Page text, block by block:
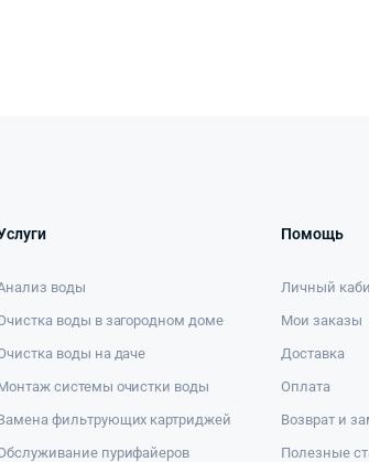
воды
воды в загородном доме
воды на даче
системы очистки воды
фильтрующих картриджей
пурифайеров
Помощь
Личный
Мои заказы
Доставка
Оплата
Возврат и
Полезные